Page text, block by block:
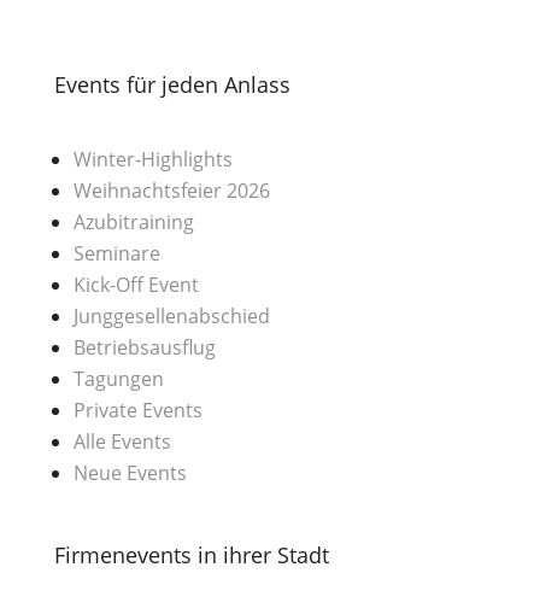
Events für jeden Anlass
Winter-Highlights
Weihnachtsfeier 2026
Azubitraining
Seminare
Kick-Off Event
Junggesellenabschied
Betriebsausflug
Tagungen
Private Events
Alle Events
Neue Events
Firmenevents in ihrer Stadt